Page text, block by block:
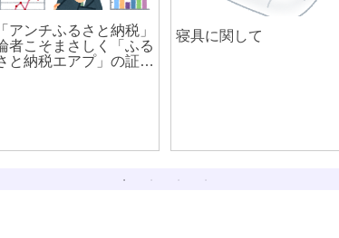
「アンチふるさと納税」
者こそまさしく「ふる
と納税エアプ」の証左
寝具に関して